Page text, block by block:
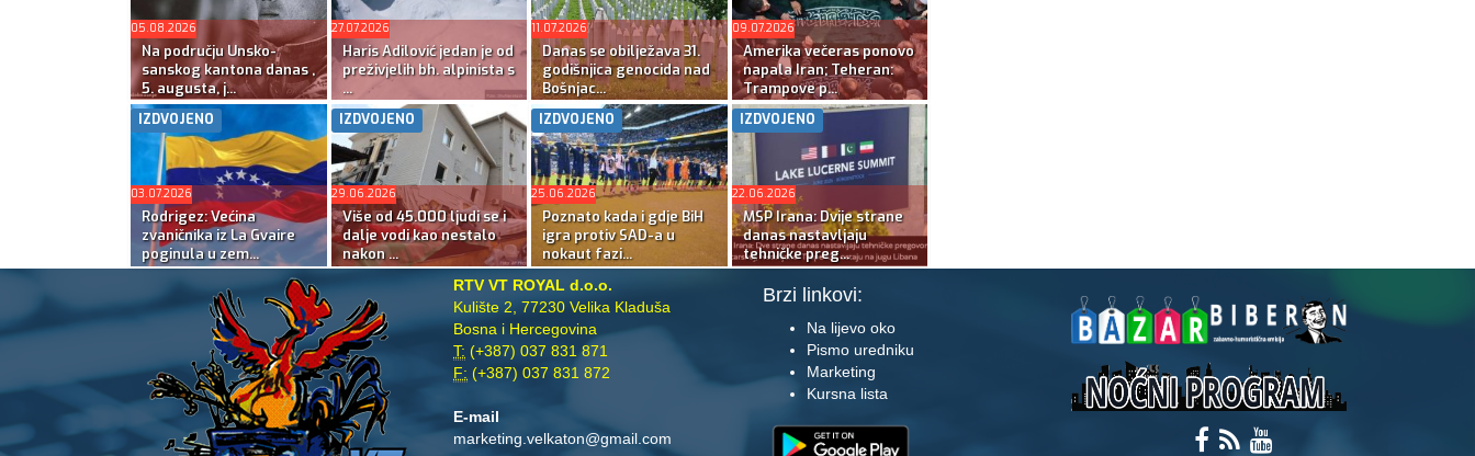
05.08.2026
Na području Unsko-
sanskog kantona danas ,
5. augusta, j...
27.07.2026
Haris Adilović jedan je od
preživjelih bh. alpinista s
...
11.07.2026
Danas se obilježava 31.
godišnjica genocida nad
Bošnjac...
09.07.2026
Amerika večeras ponovo
napala Iran; Teheran:
Trampove p...
IZDVOJENO
03.07.2026
Rodrigez: Većina
zvaničnika iz La Gvaire
poginula u zem...
IZDVOJENO
29.06.2026
Više od 45.000 ljudi se i
dalje vodi kao nestalo
nakon ...
IZDVOJENO
25.06.2026
Poznato kada i gdje BiH
igra protiv SAD-a u
nokaut fazi...
IZDVOJENO
22.06.2026
MSP Irana: Dvije strane
danas nastavljaju
tehničke preg...
RTV VT ROYAL d.o.o.
Kulište 2, 77230 Velika Kladuša
Bosna i Hercegovina
T: (+387) 037 831 871
F: (+387) 037 831 872
E-mail
marketing.velkaton@gmail.com
Brzi linkovi:
Na lijevo oko
Pismo uredniku
Marketing
Kursna lista